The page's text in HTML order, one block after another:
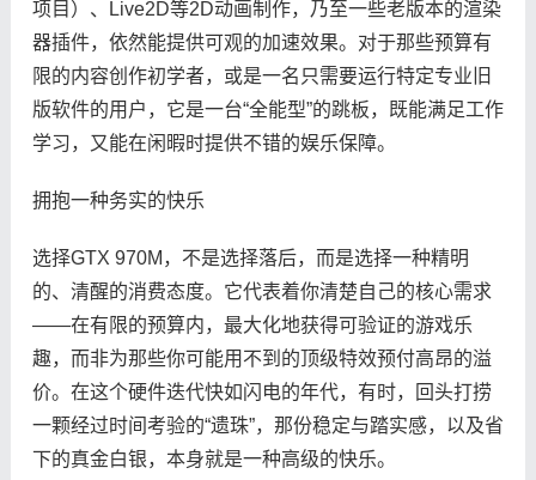
项目）、Live2D等2D动画制作，乃至一些老版本的渲染
器插件，依然能提供可观的加速效果。对于那些预算有
限的内容创作初学者，或是一名只需要运行特定专业旧
版软件的用户，它是一台“全能型”的跳板，既能满足工作
学习，又能在闲暇时提供不错的娱乐保障。
拥抱一种务实的快乐
选择GTX 970M，不是选择落后，而是选择一种精明
的、清醒的消费态度。它代表着你清楚自己的核心需求
——在有限的预算内，最大化地获得可验证的游戏乐
趣，而非为那些你可能用不到的顶级特效预付高昂的溢
价。在这个硬件迭代快如闪电的年代，有时，回头打捞
一颗经过时间考验的“遗珠”，那份稳定与踏实感，以及省
下的真金白银，本身就是一种高级的快乐。